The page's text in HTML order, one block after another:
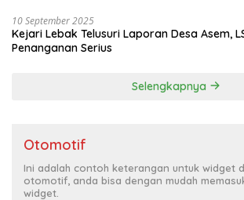
10 September 2025
Kejari Lebak Telusuri Laporan Desa Asem,
Penanganan Serius
Selengkapnya
Otomotif
Ini adalah contoh keterangan untuk widget
otomotif, anda bisa dengan mudah
widget.